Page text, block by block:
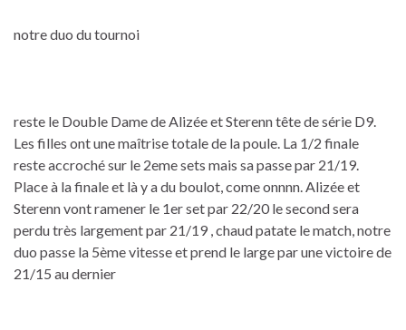
notre duo du tournoi
reste le Double Dame de Alizée et Sterenn tête de série D9.
Les filles ont une maîtrise totale de la poule. La 1/2 finale
reste accroché sur le 2eme sets mais sa passe par 21/19.
Place à la finale et là y a du boulot, come onnnn. Alizée et
Sterenn vont ramener le 1er set par 22/20 le second sera
perdu très largement par 21/19 , chaud patate le match, notre
duo passe la 5ème vitesse et prend le large par une victoire de
21/15 au dernier